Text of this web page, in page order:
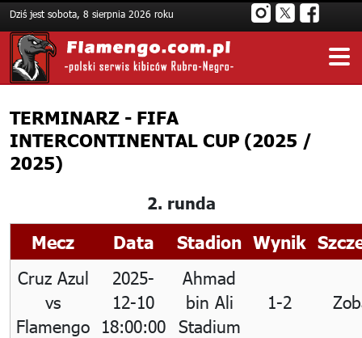
Dziś jest sobota, 8 sierpnia 2026 roku
TERMINARZ - FIFA
INTERCONTINENTAL CUP (2025 /
2025)
2. runda
Mecz
Data Stadion Wynik
Cruz Azul
vs
Flamengo
2025-
12-10
18:00:00
Ahmad
bin Ali
Stadium
1-2